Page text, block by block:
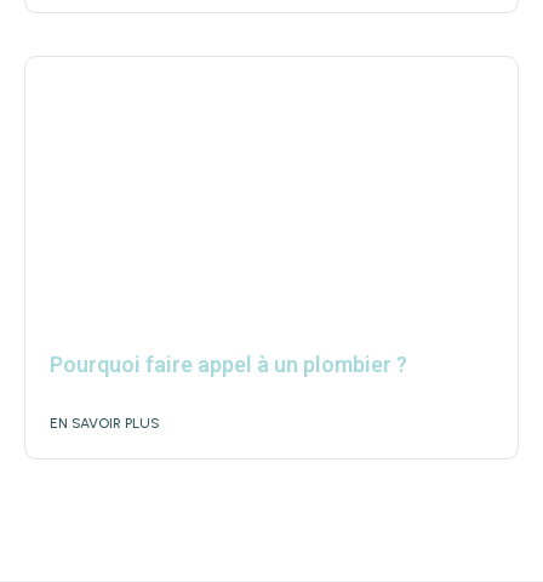
Pourquoi faire appel à un plombier ?
EN SAVOIR PLUS